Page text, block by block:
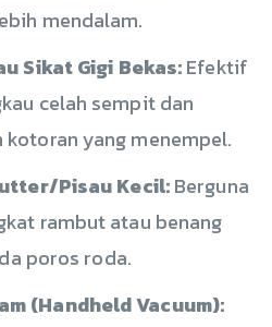
mendalam.
Sikat Gigi Bekas:Efektif
celah sempit dan
yang menempel.
Pisau Kecil:Berguna
rambut atau benang
poros roda.
(Handheld Vacuum):